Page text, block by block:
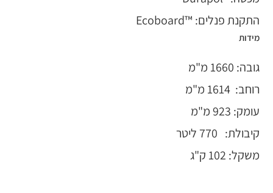
התקנת פנלים: ™Ecoboard
מידות
גובה: 1660 מ"מ
רוחב: 1614 מ"מ
עומק: 923 מ"מ
קיבולת: 770 ליטר
משקל: 102 ק"ג